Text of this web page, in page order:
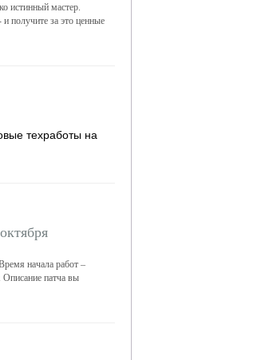
истинный мастер.
получите за это ценные
техработы на
начала работ –
Описание патча вы